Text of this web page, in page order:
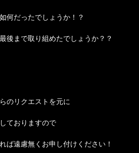
何だったでしょうか！？
後まで取り組めたでしょうか？？
のリクエストを元に
ておりますので
ば遠慮無くお申し付けください！